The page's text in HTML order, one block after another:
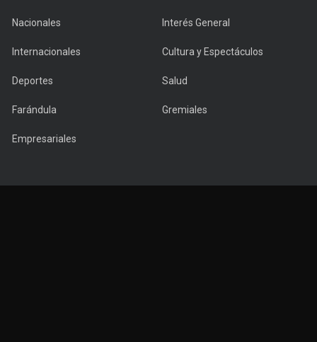
Nacionales Interés General
Internacionales Cultura y Espectáculos
Deportes Salud
Farándula Gremiales
Empresariales